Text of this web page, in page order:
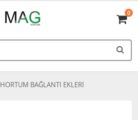
0
HORTUM BAĞLANTI EKLERİ